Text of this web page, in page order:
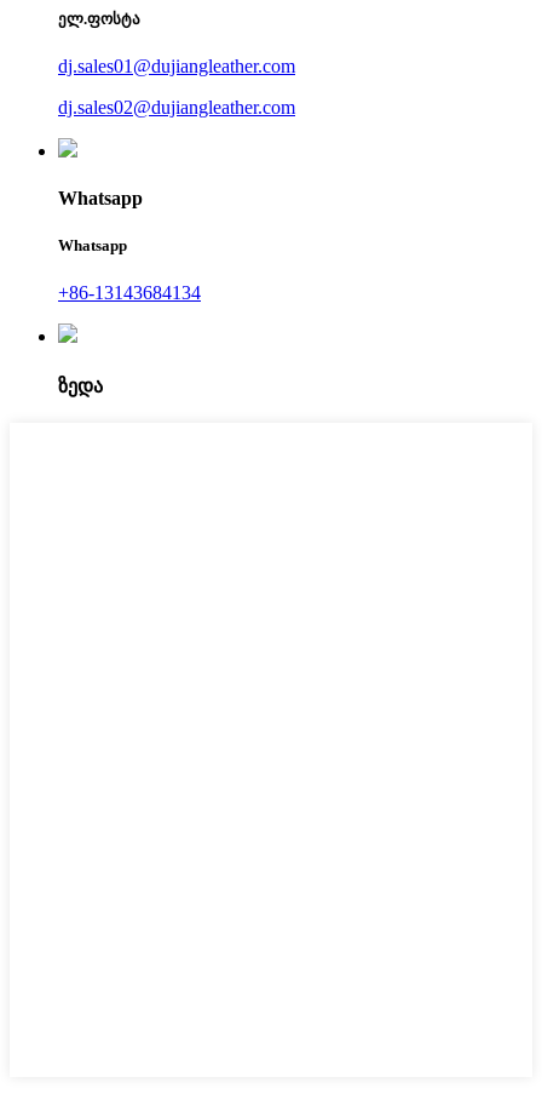
ელ.ფოსტა
dj.sales01@dujiangleather.com
dj.sales02@dujiangleather.com
Whatsapp
Whatsapp
+86-13143684134
ზედა